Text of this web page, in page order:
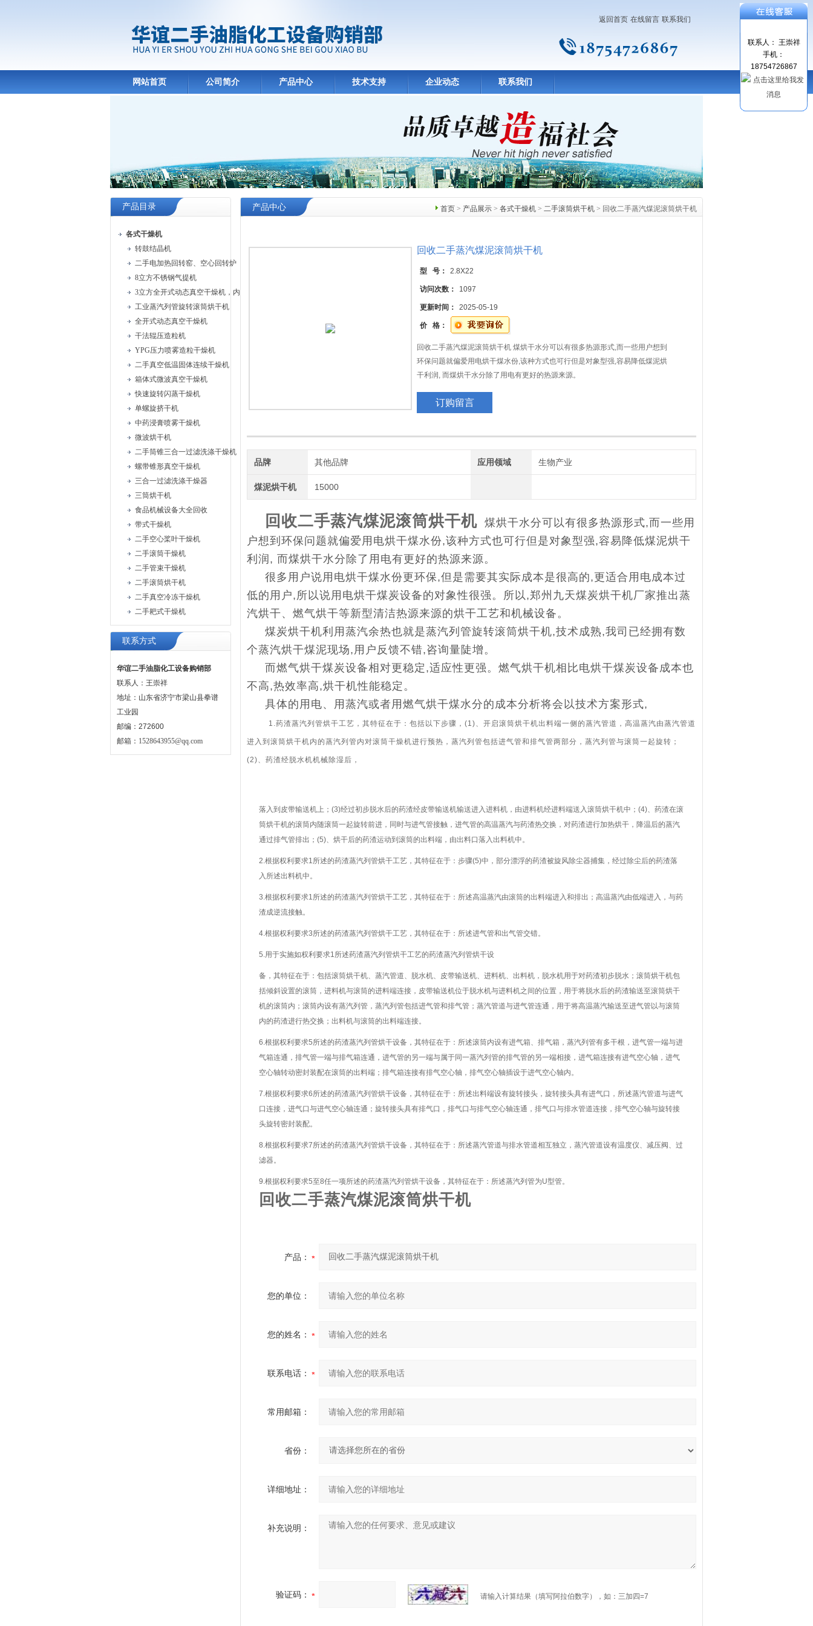
返回首页 在线留言 联系我们
网站首页 公司简介 产品中心 技术支持 企业动态 联系我们
产品目录
各式干燥机
转鼓结晶机
二手电加热回转窑、空心回转炉
8立方不锈钢气提机
3立方全开式动态真空干燥机，内部耙式搅拌
工业蒸汽列管旋转滚筒烘干机
全开式动态真空干燥机
干法辊压造粒机
YPG压力喷雾造粒干燥机
二手真空低温固体连续干燥机
箱体式微波真空干燥机
快速旋转闪蒸干燥机
单螺旋挤干机
中药浸膏喷雾干燥机
微波烘干机
二手筒锥三合一过滤洗涤干燥机
螺带锥形真空干燥机
三合一过滤洗涤干燥器
三筒烘干机
食品机械设备大全回收
带式干燥机
二手空心桨叶干燥机
二手滚筒干燥机
二手管束干燥机
二手滚筒烘干机
二手真空冷冻干燥机
二手耙式干燥机
联系方式
华谊二手油脂化工设备购销部
联系人：王崇祥
地址：山东省济宁市梁山县拳谱
工业园
邮编：272600
邮箱： 1528643955@qq.com
首页 > 产品展示 > 各式干燥机 > 二手滚筒烘干机 > 回收二手蒸汽煤泥滚筒烘干机
产品中心
回收二手蒸汽煤泥滚筒烘干机
型 号： 2.8X22
访问次数： 1097
更新时间： 2025-05-19
价 格：
回收二手蒸汽煤泥滚筒烘干机 煤烘干水分可以有很多热源形式,而一些用户想到
环保问题就偏爱用电烘干煤水份,该种方式也可行但是对象型强,容易降低煤泥烘
干利润, 而煤烘干水分除了用电有更好的热源来源。
订购留言
品牌 其他品牌 应用领域 生物产业
煤泥烘干机 15000
回收二手蒸汽煤泥滚筒烘干机 煤烘干水分可以有很多热源形式,而一些用
户想到环保问题就偏爱用电烘干煤水份,该种方式也可行但是对象型强,容易降低煤泥烘干
利润, 而煤烘干水分除了用电有更好的热源来源。
很多用户说用电烘干煤水份更环保,但是需要其实际成本是很高的,更适合用电成本过
低的用户,所以说用电烘干煤炭设备的对象性很强。所以,郑州九天煤炭烘干机厂家推出蒸
汽烘干、燃气烘干等新型清洁热源来源的烘干工艺和机械设备。
煤炭烘干机利用蒸汽余热也就是蒸汽列管旋转滚筒烘干机,技术成熟,我司已经拥有数
个蒸汽烘干煤泥现场,用户反馈不错,咨询量陡增。
而燃气烘干煤炭设备相对更稳定,适应性更强。燃气烘干机相比电烘干煤炭设备成本也
不高,热效率高,烘干机性能稳定。
具体的用电、用蒸汽或者用燃气烘干煤水分的成本分析将会以技术方案形式,
1.药渣蒸汽列管烘干工艺，其特征在于：包括以下步骤，(1)、开启滚筒烘干机出料端一侧的蒸汽管道，高温蒸汽由蒸汽管道
进入到滚筒烘干机内的蒸汽列管内对滚筒干燥机进行预热，蒸汽列管包括进气管和排气管两部分，蒸汽列管与滚筒一起旋转；
(2)、药渣经脱水机机械除湿后，
落入到皮带输送机上；(3)经过初步脱水后的药渣经皮带输送机输送进入进料机，由进料机经进料端送入滚筒烘干机中；(4)、药渣在滚
筒烘干机的滚筒内随滚筒一起旋转前进，同时与进气管接触，进气管的高温蒸汽与药渣热交换，对药渣进行加热烘干，降温后的蒸汽
通过排气管排出；(5)、烘干后的药渣运动到滚筒的出料端，由出料口落入出料机中。
2.根据权利要求1所述的药渣蒸汽列管烘干工艺，其特征在于：步骤(5)中，部分漂浮的药渣被旋风除尘器捕集，经过除尘后的药渣落
入所述出料机中。
3.根据权利要求1所述的药渣蒸汽列管烘干工艺，其特征在于：所述高温蒸汽由滚筒的出料端进入和排出；高温蒸汽由低端进入，与药
渣成逆流接触。
4.根据权利要求3所述的药渣蒸汽列管烘干工艺，其特征在于：所述进气管和出气管交错。
5.用于实施如权利要求1所述药渣蒸汽列管烘干工艺的药渣蒸汽列管烘干设
备，其特征在于：包括滚筒烘干机、蒸汽管道、脱水机、皮带输送机、进料机、出料机，脱水机用于对药渣初步脱水；滚筒烘干机包
括倾斜设置的滚筒，进料机与滚筒的进料端连接，皮带输送机位于脱水机与进料机之间的位置，用于将脱水后的药渣输送至滚筒烘干
机的滚筒内；滚筒内设有蒸汽列管，蒸汽列管包括进气管和排气管；蒸汽管道与进气管连通，用于将高温蒸汽输送至进气管以与滚筒
内的药渣进行热交换；出料机与滚筒的出料端连接。
6.根据权利要求5所述的药渣蒸汽列管烘干设备，其特征在于：所述滚筒内设有进气箱、排气箱，蒸汽列管有多干根，进气管一端与进
气箱连通，排气管一端与排气箱连通，进气管的另一端与属于同一蒸汽列管的排气管的另一端相接，进气箱连接有进气空心轴，进气
空心轴转动密封装配在滚筒的出料端；排气箱连接有排气空心轴，排气空心轴插设于进气空心轴内。
7.根据权利要求6所述的药渣蒸汽列管烘干设备，其特征在于：所述出料端设有旋转接头，旋转接头具有进气口，所述蒸汽管道与进气
口连接，进气口与进气空心轴连通；旋转接头具有排气口，排气口与排气空心轴连通，排气口与排水管道连接，排气空心轴与旋转接
头旋转密封装配。
8.根据权利要求7所述的药渣蒸汽列管烘干设备，其特征在于：所述蒸汽管道与排水管道相互独立，蒸汽管道设有温度仪、减压阀、过
滤器。
9.根据权利要求5至8任一项所述的药渣蒸汽列管烘干设备，其特征在于：所述蒸汽列管为U型管。
回收二手蒸汽煤泥滚筒烘干机
产品：
您的单位：
您的姓名：
联系电话：
常用邮箱：
省份：
详细地址：
补充说明：
验证码： 请输入计算结果（填写阿拉伯数字），如：三加四=7
联系人： 王崇祥
手机：
18754726867